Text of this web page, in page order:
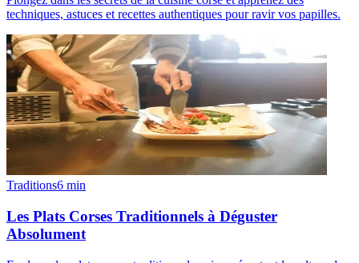
techniques, astuces et recettes authentiques pour ravir vos papilles.
Traditions6 min
Les Plats Corses Traditionnels à Déguster
Absolument